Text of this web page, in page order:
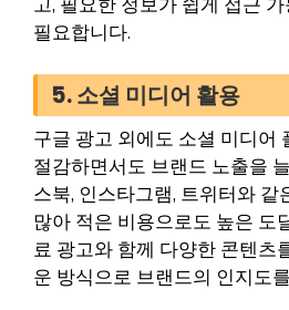
필요합니다.
5. 소셜 미디어 활용
구글 광고 외에도 소셜 미디어
절감하면서도 브랜드 노출을
스북, 인스타그램, 트위터와
많아 적은 비용으로도 높은 도
료 광고와 함께 다양한 콘텐츠
운 방식으로 브랜드의 인지도